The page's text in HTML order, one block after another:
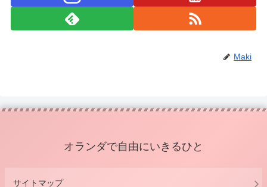
Maki
オランダで自由にいきるひと
サイトマップ